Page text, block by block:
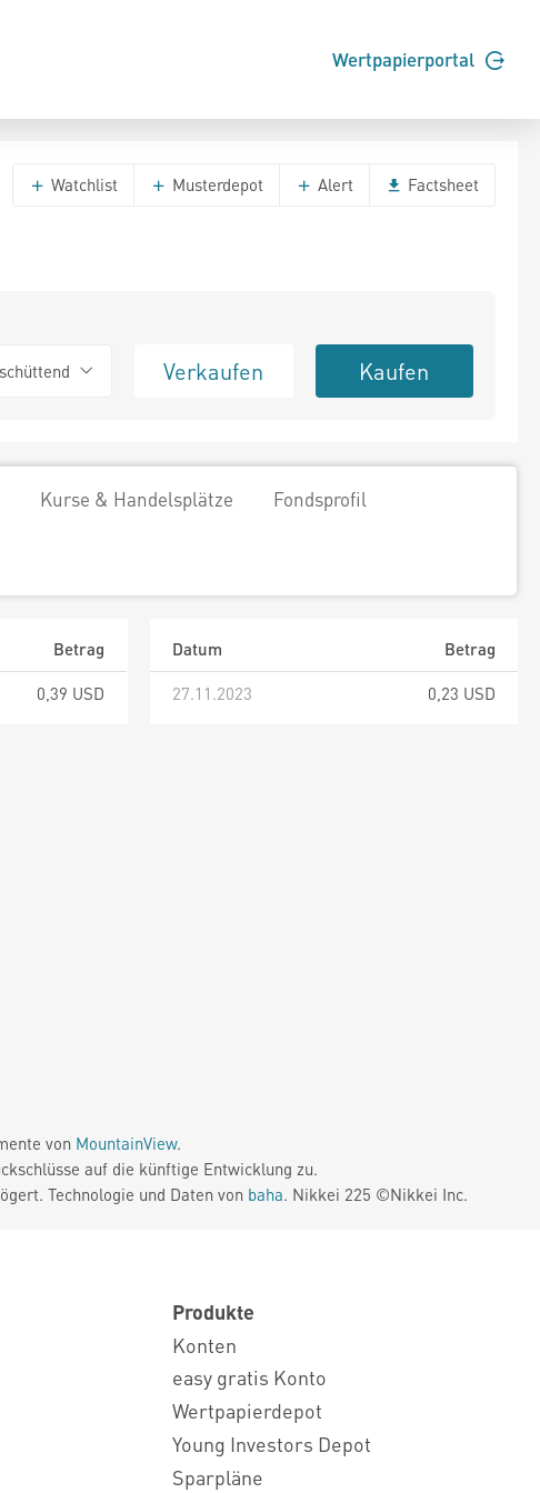
Wertpapierportal
Watchlist Musterdepot Alert Factsheet
Verkaufen Kaufen
Kurse & Handelsplätze Fondsprofil
Betrag
0,39 USD
Datum
Betrag
27.11.2023
0,23 USD
von MountainView.
auf die künftige Entwicklung zu.
Technologie und Daten von baha. Nikkei 225 ©Nikkei Inc.
Produkte
Konten
easy gratis Konto
Wertpapierdepot
Young Investors Depot
Sparpläne